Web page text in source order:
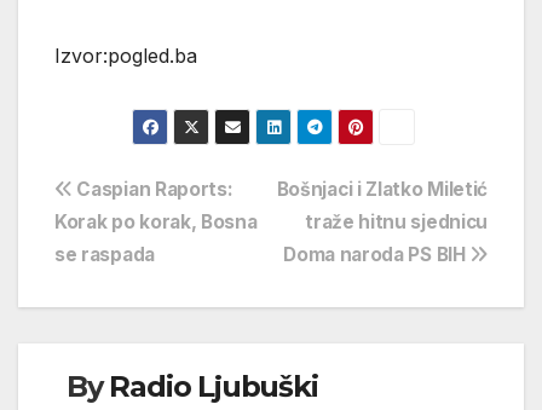
Izvor:pogled.ba
Navigacija
objava
Bošnjaci i Zlatko Miletić
traže hitnu sjednicu
Doma naroda PS BIH
Caspian Raports:
Korak po korak, Bosna
se raspada
ByRadio Ljubuški